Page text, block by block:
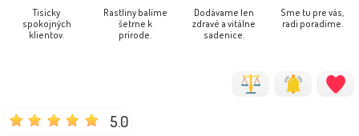
Tisícky
spokojných
klientov.
Rastliny balíme
šetrne k
prírode.
Dodávame len
zdravé a vitálne
sadenice.
Sme tu pre vás,
radi poradíme.
5.0